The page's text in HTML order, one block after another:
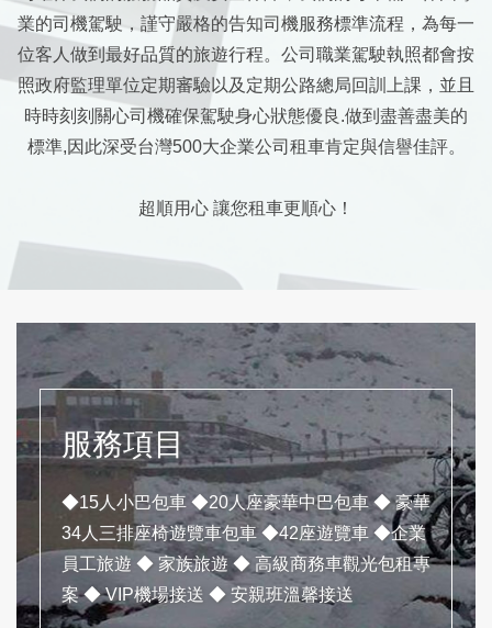
業的司機駕駛，謹守嚴格的告知司機服務標準流程，為每一
位客人做到最好品質的旅遊行程。公司職業駕駛執照都會按
照政府監理單位定期審驗以及定期公路總局回訓上課，並且
時時刻刻關心司機確保駕駛身心狀態優良.做到盡善盡美的
標準,因此深受台灣500大企業公司租車肯定與信譽佳評。
超順用心 讓您租車更順心！
服務項目
◆15人小巴包車 ◆20人座豪華中巴包車 ◆ 豪華
34人三排座椅遊覽車包車 ◆42座遊覽車 ◆企業
員工旅遊 ◆ 家族旅遊 ◆ 高級商務車觀光包租專
案 ◆ VIP機場接送 ◆ 安親班溫馨接送